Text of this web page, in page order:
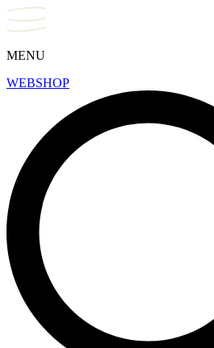
MENU
WEBSHOP